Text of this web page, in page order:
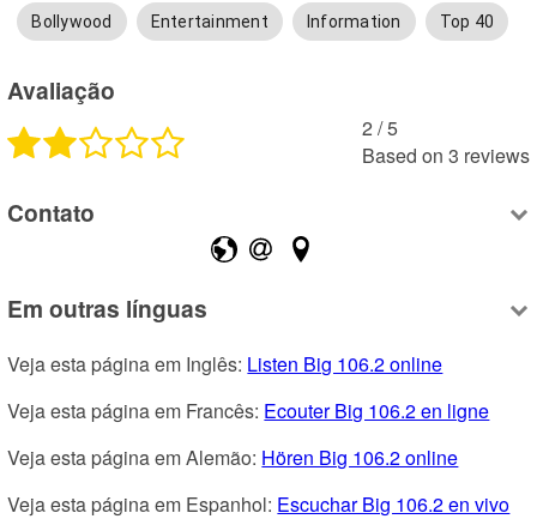
Bollywood Entertainment Information Top 40
Avaliação
2 /5
Based on 3 reviews
Contato
Em outras línguas
Veja esta página em Inglês: Listen Big 106.2 online
Veja esta página em Francês: Ecouter Big 106.2 en ligne
Veja esta página em Alemão: Hören Big 106.2 online
Veja esta página em Espanhol: Escuchar Big 106.2 en vivo